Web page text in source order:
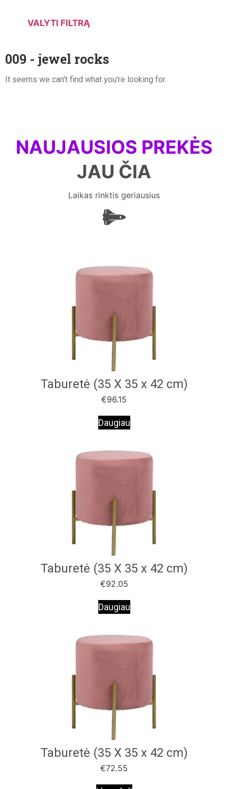
VALYTI FILTRĄ
009 - jewel rocks
It seems we can't find what you're looking for.
NAUJAUSIOS PREKĖS
JAU ČIA
Laikas rinktis geriausius
Taburetė (35 X 35 x 42 cm)
€96.15
Daugiau
Taburetė (35 X 35 x 42 cm)
€92.05
Daugiau
Taburetė (35 X 35 x 42 cm)
€72.55